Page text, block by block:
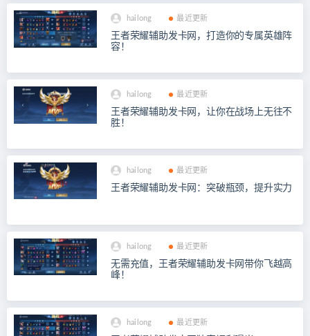
hailong 最近更新
王者荣耀辅助发卡网，打造你的专属英雄阵
容！
hailong 最近更新
王者荣耀辅助发卡网，让你在战场上无往不
胜！
hailong 最近更新
王者荣耀辅助发卡网：突破瓶颈，提升实力
hailong 最近更新
无需充值，王者荣耀辅助发卡网带你飞越高
峰！
hailong 最近更新